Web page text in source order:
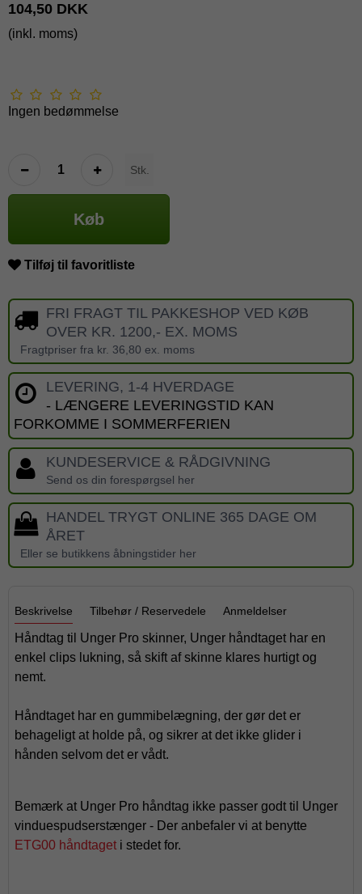
104,50 DKK
(inkl. moms)
Ingen bedømmelse
Stk.
Køb
Tilføj til favoritliste
FRI FRAGT TIL PAKKESHOP VED KØB
OVER KR. 1200,- EX. MOMS
Fragtpriser fra kr. 36,80 ex. moms
LEVERING, 1-4 HVERDAGE
- LÆNGERE LEVERINGSTID KAN
FORKOMME I SOMMERFERIEN
KUNDESERVICE & RÅDGIVNING
Send os din forespørgsel her
HANDEL TRYGT ONLINE 365 DAGE OM
ÅRET
Eller se butikkens åbningstider her
Beskrivelse Tilbehør / Reservedele Anmeldelser
Håndtag til Unger Pro skinner, Unger håndtaget har en
enkel clips lukning, så skift af skinne klares hurtigt og
nemt.
Håndtaget har en gummibelægning, der gør det er
behageligt at holde på, og sikrer at det ikke glider i
hånden selvom det er vådt.
Bemærk at Unger Pro håndtag ikke passer godt til Unger
vinduespudserstænger - Der anbefaler vi at benytte
ETG00 håndtaget i stedet for.